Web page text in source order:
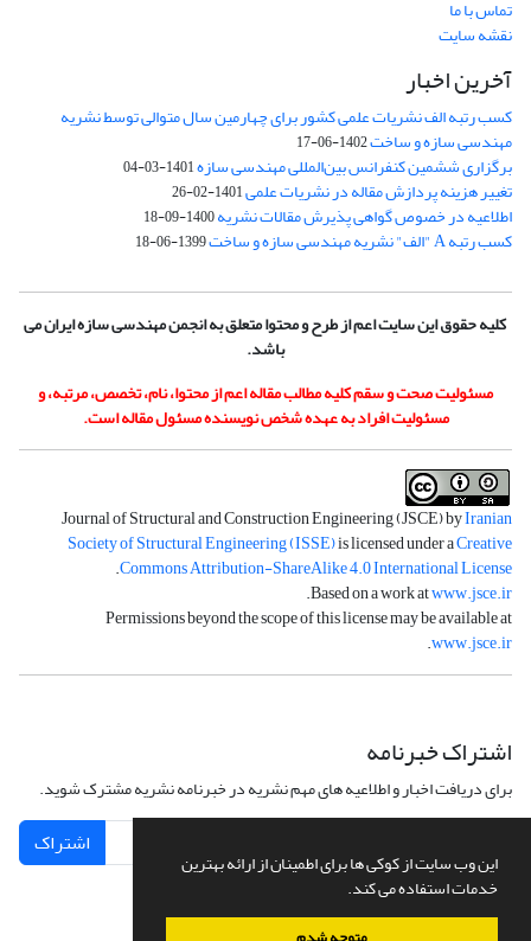
این وب سایت از کوکی ها برای اطمینان از ارائه بهترین
خدمات استفاده می کند.
تماس با ما
نقشه سایت
آخرین اخبار
کسب رتبه الف نشریات علمی کشور برای چهارمین سال متوالی توسط نشریه
مهندسی سازه و ساخت1402-06-17
برگزاری ششمین کنفرانس بین‌المللی مهندسی سازه1401-03-04
تغییر هزینه پردازش مقاله در نشریات علمی1401-02-26
اطلاعیه در خصوص گواهی پذیرش مقالات نشریه1400-09-18
کسب رتبه A "الف" نشریه مهندسی سازه و ساخت 1399-06-18
کلیه حقوق این سایت اعم از طرح و محتوا متعلق به انجمن مهندسی سازه ایران می
باشد.
مسئولیت صحت و سقم کلیه مطالب مقاله اعم از محتوا، نام، تخصص، مرتبه، و
مسئولیت افراد به عهده شخص نویسنده مسئول مقاله است.
Journal of Structural and Construction Engineering (JSCE) byIranian
Society of Structural Engineering (ISSE)is licensed under aCreative
Commons Attribution-ShareAlike 4.0 International License
.
Based on a work atwww.jsce.ir
.
Permissions beyond the scope of this license may be available at
www.jsce.ir
.
اشتراک خبرنامه
برای دریافت اخبار و اطلاعیه های مهم نشریه در خبرنامه نشریه مشترک شوید.
اشتراک